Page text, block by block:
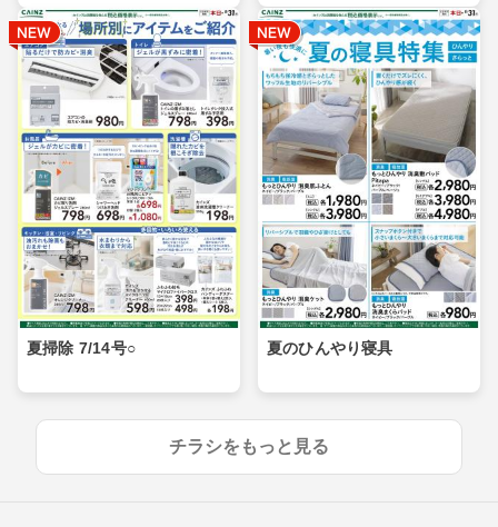
夏掃除 7/14号○ 夏のひんやり寝具
チラシをもっと見る